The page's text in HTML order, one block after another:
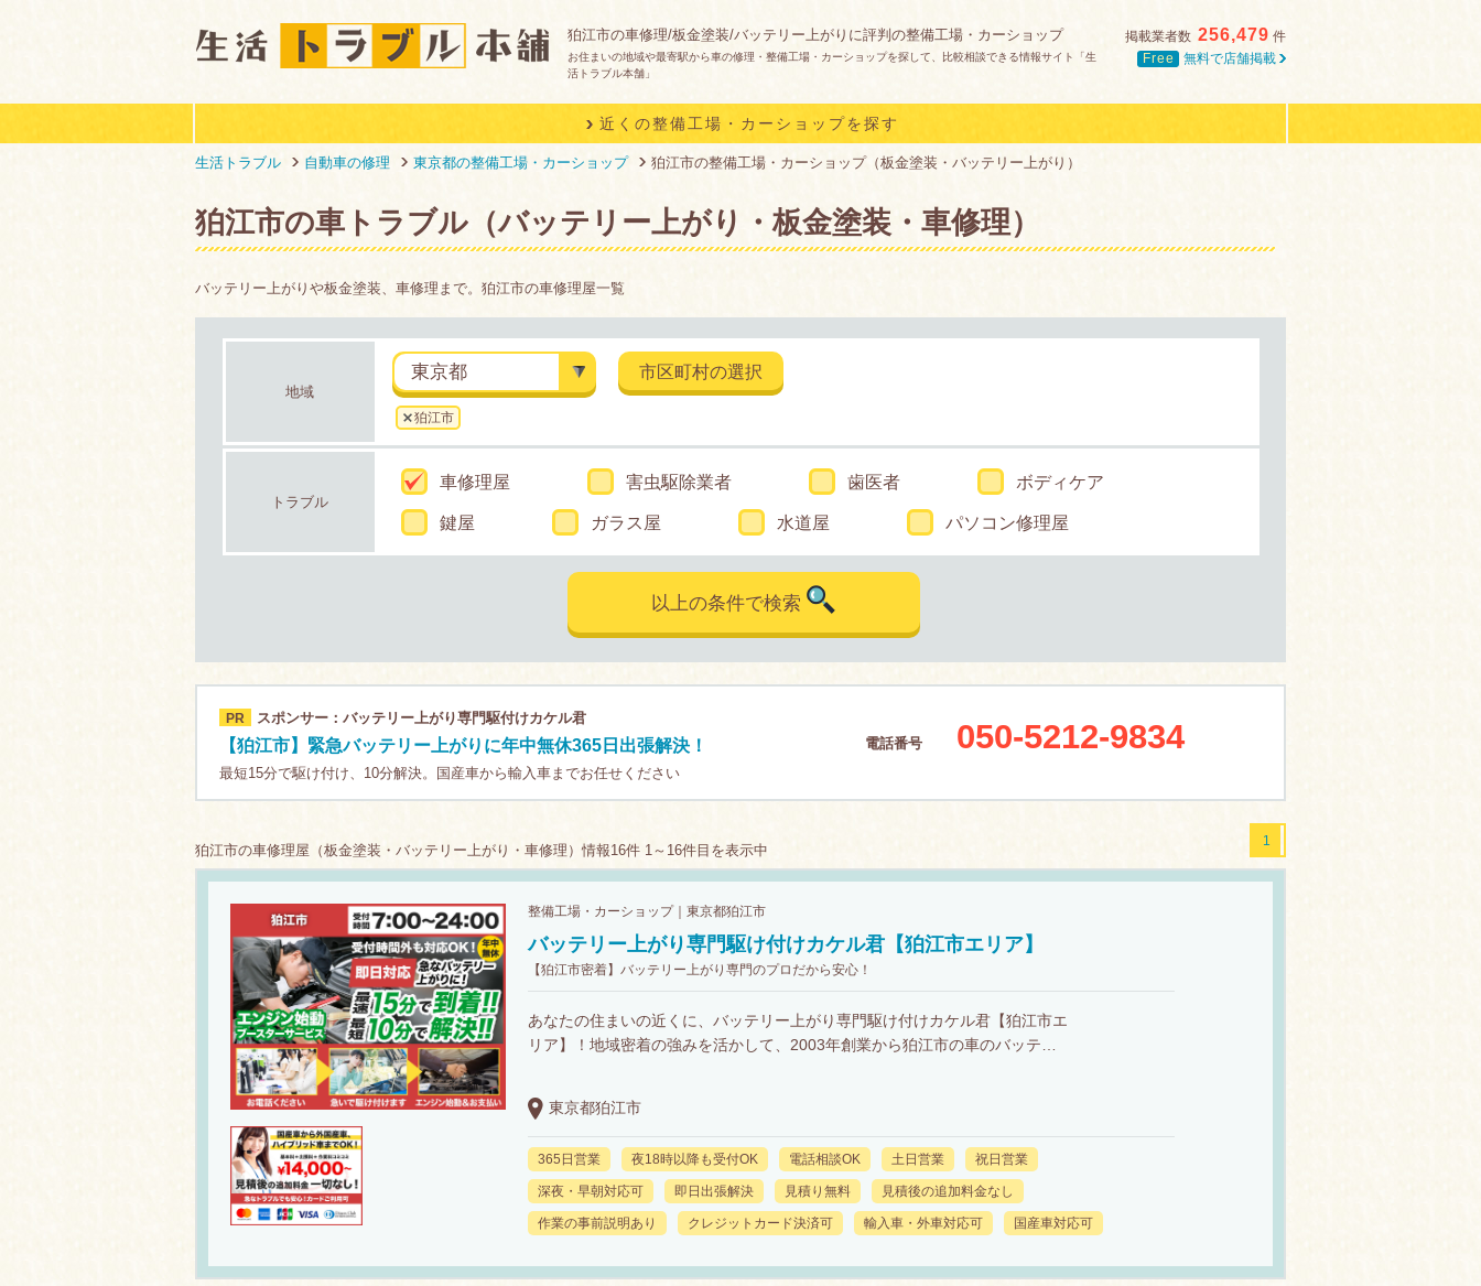
狛江市の車修理/板金塗装/バッテリー上がりに評判の整備工場・カーショップ
お住まいの地域や最寄駅から車の修理・整備工場・カーショップを探して、比較相談できる情報サイト「生
活トラブル本舗」
掲載業者数 256,479 件
Free
無料で店舗掲載
近くの整備工場・カーショップを探す
生活トラブル 自動車の修理 東京都の整備工場・カーショップ 狛江市の整備工場・カーショップ（板金塗装・バッテリー上がり）
狛江市の車トラブル（バッテリー上がり・板金塗装・車修理）
バッテリー上がりや板金塗装、車修理まで。狛江市の車修理屋一覧
地域
東京都 市区町村の選択
狛江市
トラブル
車修理屋 害虫駆除業者 歯医者 ボディケア
鍵屋 ガラス屋 水道屋 パソコン修理屋
以上の条件で検索
PR スポンサー：バッテリー上がり専門駆付けカケル君
【狛江市】緊急バッテリー上がりに年中無休365日出張解決！
最短15分で駆け付け、10分解決。国産車から輸入車までお任せください
電話番号 050-5212-9834
狛江市の車修理屋（板金塗装・バッテリー上がり・車修理）情報16件 1～16件目を表示中
1
整備工場・カーショップ｜東京都狛江市
バッテリー上がり専門駆け付けカケル君【狛江市エリア】
【狛江市密着】バッテリー上がり専門のプロだから安心！
あなたの住まいの近くに、バッテリー上がり専門駆け付けカケル君【狛江市エ
リア】！地域密着の強みを活かして、2003年創業から狛江市の車のバッテ…
東京都狛江市
365日営業 夜18時以降も受付OK 電話相談OK 土日営業 祝日営業
深夜・早朝対応可 即日出張解決 見積り無料 見積後の追加料金なし
作業の事前説明あり クレジットカード決済可 輸入車・外車対応可 国産車対応可